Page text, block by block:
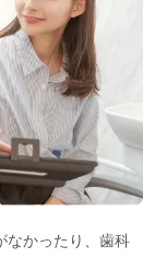
なかったり、歯科